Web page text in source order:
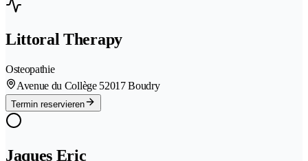
Littoral Therapy
Osteopathie
Avenue du Collège 52017 Boudry
Termin reservieren
Jaques Eric